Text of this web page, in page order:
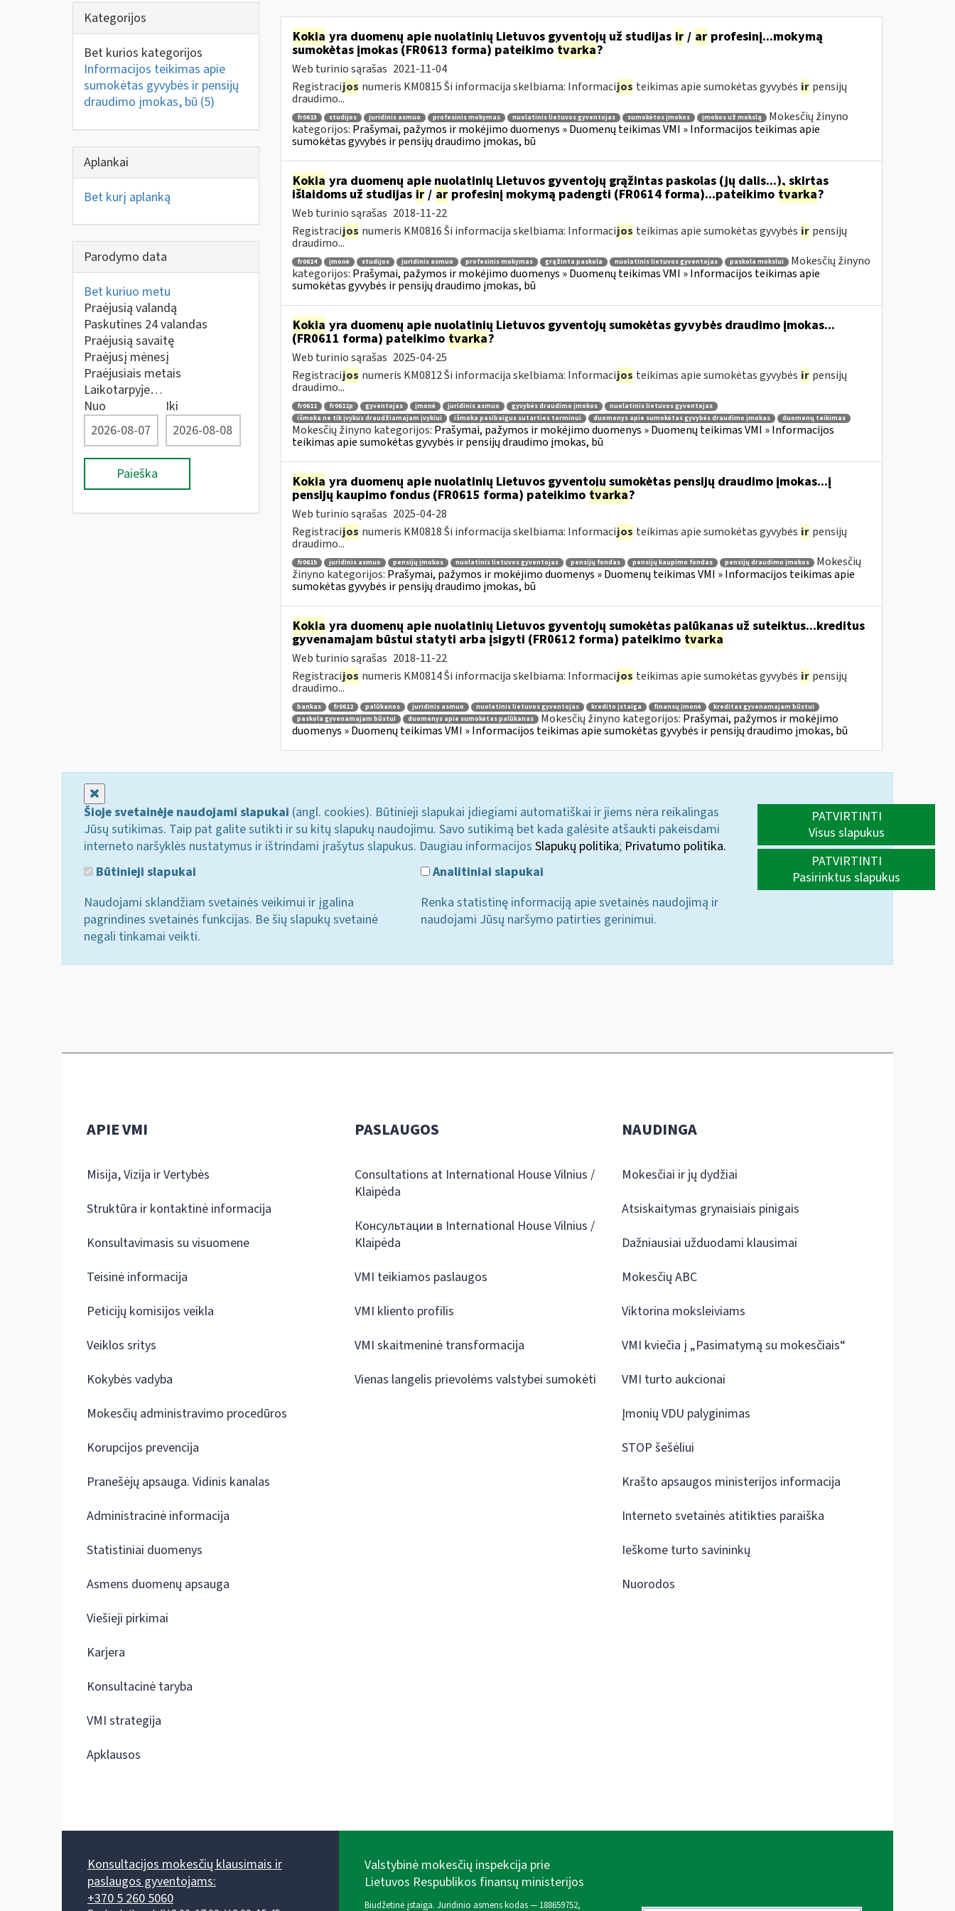
Kategorijos
Bet kurios kategorijos
Informacijos teikimas apie
sumokėtas gyvybės ir pensijų
draudimo įmokas, bū (5)
Aplankai
Bet kurį aplanką
Parodymo data
Bet kuriuo metu
Praėjusią valandą
Paskutines 24 valandas
Praėjusią savaitę
Praėjusį mėnesį
Praėjusiais metais
Laikotarpyje…
Nuo
Iki
Paieška
Kokia yra duomenų apie nuolatinių Lietuvos gyventojų už studijas ir/ arprofesinį...mokymą
sumokėtas įmokas (FR0613 forma) pateikimo tvarka?
Web turinio sąrašas 2021-11-04
Registracijos numeris KM0815 Ši informacija skelbiama: Informacijos teikimas apie sumokėtas gyvybės ir pensijų
draudimo...
fr0613 studijos juridinis asmuo profesinis mokymas nuolatinis lietuvos gyventojas sumokėtos įmokos įmokos už mokslą
Mokesčių žinyno
kategorijos: Prašymai, pažymos ir mokėjimo duomenys » Duomenų teikimas VMI » Informacijos teikimas apie
sumokėtas gyvybės ir pensijų draudimo įmokas, bū
Kokia yra duomenų apie nuolatinių Lietuvos gyventojų grąžintas paskolas (jų dalis...), skirtas
išlaidoms už studijas ir/ arprofesinį mokymą padengti (FR0614 forma)...pateikimo tvarka?
Web turinio sąrašas 2018-11-22
Registracijos numeris KM0816 Ši informacija skelbiama: Informacijos teikimas apie sumokėtas gyvybės ir pensijų
draudimo...
fr0614 įmonė studijos juridinis asmuo profesinis mokymas grąžinta paskola nuolatinis lietuvos gyventojas paskola mokslui
Mokesčių žinyno
kategorijos: Prašymai, pažymos ir mokėjimo duomenys » Duomenų teikimas VMI » Informacijos teikimas apie
sumokėtas gyvybės ir pensijų draudimo įmokas, bū
Kokia yra duomenų apie nuolatinių Lietuvos gyventojų sumokėtas gyvybės draudimo įmokas...
(FR0611 forma) pateikimo tvarka?
Web turinio sąrašas 2025-04-25
Registracijos numeris KM0812 Ši informacija skelbiama: Informacijos teikimas apie sumokėtas gyvybės ir pensijų
draudimo...
fr0611 fr0611p gyventojas įmonė juridinis asmuo gyvybės draudimo įmokos
nuolatinis lietuvos gyventojas
išmoka ne tik įvykus draudžiamajam įvykiui
išmoka pasibaigus sutarties terminui duomenys apie sumokėtas gyvybės draudimo įmokas duomenų teikimas
Mokesčių žinyno kategorijos: Prašymai, pažymos ir mokėjimo duomenys » Duomenų teikimas VMI » Informacijos
teikimas apie sumokėtas gyvybės ir pensijų draudimo įmokas, bū
Kokia yra duomenų apie nuolatinių Lietuvos gyventojų sumokėtas pensijų draudimo įmokas...į
pensijų kaupimo fondus (FR0615 forma) pateikimo tvarka?
Web turinio sąrašas 2025-04-28
Registracijos numeris KM0818 Ši informacija skelbiama: Informacijos teikimas apie sumokėtas gyvybės ir pensijų
draudimo...
fr0615 juridinis asmuo pensijų įmokos nuolatinis lietuvos gyventojas pensijų fondas pensijų kaupimo fondas pensijų draudimo įmokos
Mokesčių
žinyno kategorijos: Prašymai, pažymos ir mokėjimo duomenys » Duomenų teikimas VMI » Informacijos teikimas apie
sumokėtas gyvybės ir pensijų draudimo įmokas, bū
Kokia yra duomenų apie nuolatinių Lietuvos gyventojų sumokėtas palūkanas už suteiktus...kreditus
gyvenamajam būstui statyti arba įsigyti (FR0612 forma) pateikimo tvarka
Web turinio sąrašas 2018-11-22
Registracijos numeris KM0814 Ši informacija skelbiama: Informacijos teikimas apie sumokėtas gyvybės ir pensijų
draudimo...
bankas fr0612 palūkanos juridinis asmuo nuolatinis lietuvos gyventojas kredito įstaiga finansų įmonė
kreditas gyvenamajam būstui
paskola gyvenamajam būstui
duomenys apie sumokėtas palūkanas Mokesčių žinyno kategorijos: Prašymai, pažymos ir mokėjimo
duomenys » Duomenų teikimas VMI » Informacijos teikimas apie sumokėtas gyvybės ir pensijų draudimo įmokas, bū
Šioje svetainėje naudojami slapukai (angl. cookies). Būtinieji slapukai įdiegiami automatiškai ir jiems nėra reikalingas
Jūsų sutikimas. Taip pat galite sutikti ir su kitų slapukų naudojimu. Savo sutikimą bet kada galėsite atšaukti pakeisdami
interneto naršyklės nustatymus ir ištrindami įrašytus slapukus. Daugiau informacijos Slapukų politika; Privatumo politika.
Būtinieji slapukai
Naudojami sklandžiam svetainės veikimui ir įgalina
pagrindines svetainės funkcijas. Be šių slapukų svetainė
negali tinkamai veikti.
Analitiniai slapukai
Renka statistinę informaciją apie svetainės naudojimą ir
naudojami Jūsų naršymo patirties gerinimui.
PATVIRTINTI
Visus slapukus
PATVIRTINTI
Pasirinktus slapukus
APIE VMI
Misija, Vizija ir Vertybės
Struktūra ir kontaktinė informacija
Konsultavimasis su visuomene
Teisinė informacija
Peticijų komisijos veikla
Veiklos sritys
Kokybės vadyba
Mokesčių administravimo procedūros
Korupcijos prevencija
Pranešėjų apsauga. Vidinis kanalas
Administracinė informacija
Statistiniai duomenys
Asmens duomenų apsauga
Viešieji pirkimai
Karjera
Konsultacinė taryba
VMI strategija
Apklausos
PASLAUGOS
Consultations at International House Vilnius /
Klaipėda
Консультации в International House Vilnius /
Klaipėda
VMI teikiamos paslaugos
VMI kliento profilis
VMI skaitmeninė transformacija
Vienas langelis prievolėms valstybei sumokėti
NAUDINGA
Mokesčiai ir jų dydžiai
Atsiskaitymas grynaisiais pinigais
Dažniausiai užduodami klausimai
Mokesčių ABC
Viktorina moksleiviams
VMI kviečia į „Pasimatymą su mokesčiais“
VMI turto aukcionai
Įmonių VDU palyginimas
STOP šešėliui
Krašto apsaugos ministerijos informacija
Interneto svetainės atitikties paraiška
Ieškome turto savininkų
Nuorodos
Konsultacijos mokesčių klausimais ir
paslaugos gyventojams:
+370 5 260 5060
Valstybinė mokesčių inspekcija prie
Lietuvos Respublikos finansų ministerijos
Biudžetinė įstaiga. Juridinio asmens kodas — 188659752,